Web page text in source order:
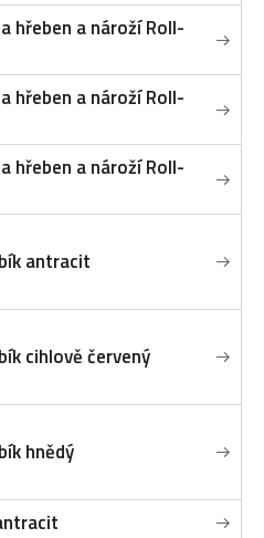
hřeben a nároží Roll-
hřeben a nároží Roll-
hřeben a nároží Roll-
antracit
cihlově červený
hnědý